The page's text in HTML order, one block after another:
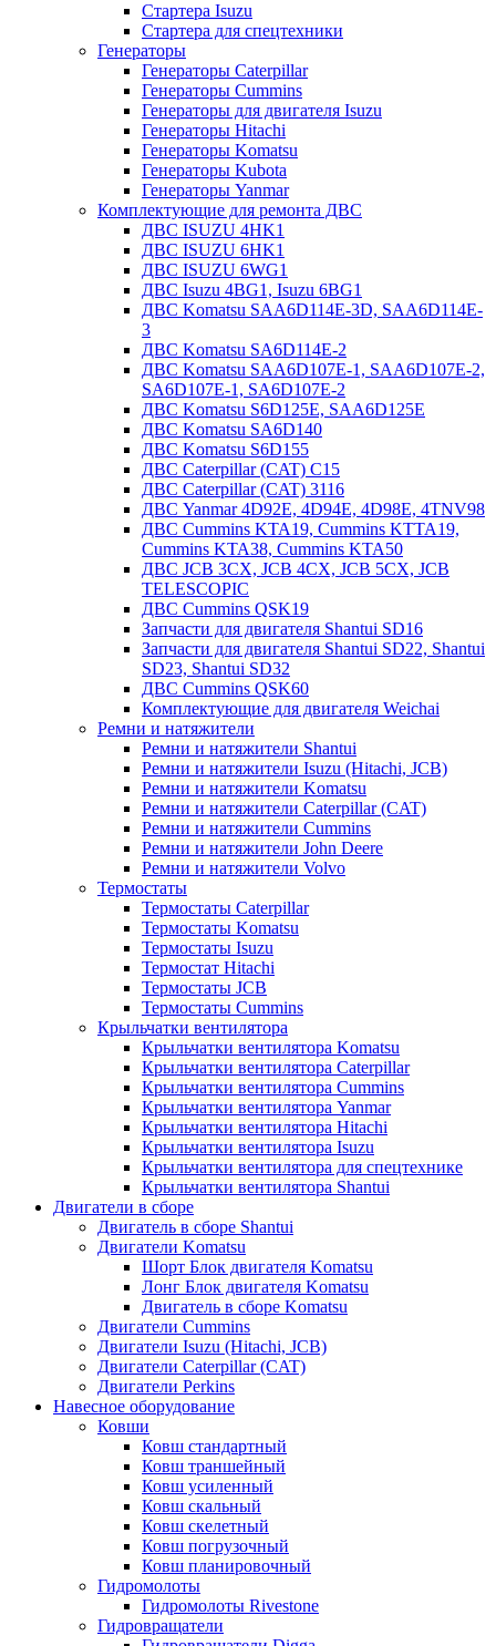
Стартера Isuzu
Стартера для спецтехники
Генераторы
Генераторы Caterpillar
Генераторы Cummins
Генераторы для двигателя Isuzu
Генераторы Hitachi
Генераторы Komatsu
Генераторы Kubota
Генераторы Yanmar
Комплектующие для ремонта ДВС
ДВС ISUZU 4HK1
ДВС ISUZU 6HK1
ДВС ISUZU 6WG1
ДВС Isuzu 4BG1, Isuzu 6BG1
ДВС Komatsu SAA6D114E-3D, SAA6D114E-
3
ДВС Komatsu SA6D114E-2
ДВС Komatsu SAA6D107E-1, SAA6D107E-2,
SA6D107E-1, SA6D107E-2
ДВС Komatsu S6D125E, SAA6D125E
ДВС Komatsu SA6D140
ДВС Komatsu S6D155
ДВС Caterpillar (CAT) C15
ДВС Caterpillar (CAT) 3116
ДВС Yanmar 4D92E, 4D94E, 4D98E, 4TNV98
ДВС Cummins KTA19, Cummins KTTA19,
Cummins KTA38, Cummins KTA50
ДВС JCB 3CX, JCB 4CX, JCB 5CX, JCB
TELESCOPIC
ДВС Cummins QSK19
Запчасти для двигателя Shantui SD16
Запчасти для двигателя Shantui SD22, Shantui
SD23, Shantui SD32
ДВС Cummins QSK60
Комплектующие для двигателя Weichai
Ремни и натяжители
Ремни и натяжители Shantui
Ремни и натяжители Isuzu (Hitachi, JCB)
Ремни и натяжители Komatsu
Ремни и натяжители Caterpillar (CAT)
Ремни и натяжители Cummins
Ремни и натяжители John Deere
Ремни и натяжители Volvo
Термостаты
Термостаты Caterpillar
Термостаты Komatsu
Термостаты Isuzu
Термостат Hitachi
Термостаты JCB
Термостаты Cummins
Крыльчатки вентилятора
Крыльчатки вентилятора Komatsu
Крыльчатки вентилятора Caterpillar
Крыльчатки вентилятора Cummins
Крыльчатки вентилятора Yanmar
Крыльчатки вентилятора Hitachi
Крыльчатки вентилятора Isuzu
Крыльчатки вентилятора для спецтехнике
Крыльчатки вентилятора Shantui
Двигатели в сборе
Двигатель в сборе Shantui
Двигатели Komatsu
Шорт Блок двигателя Komatsu
Лонг Блок двигателя Komatsu
Двигатель в сборе Komatsu
Двигатели Cummins
Двигатели Isuzu (Hitachi, JCB)
Двигатели Caterpillar (CAT)
Двигатели Perkins
Навесное оборудование
Ковши
Ковш стандартный
Ковш траншейный
Ковш усиленный
Ковш скальный
Ковш скелетный
Ковш погрузочный
Ковш планировочный
Гидромолоты
Гидромолоты Rivestone
Гидровращатели